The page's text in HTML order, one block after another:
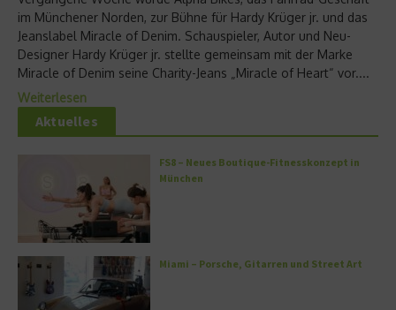
im Münchener Norden, zur Bühne für Hardy Krüger jr. und das
Jeanslabel Miracle of Denim. Schauspieler, Autor und Neu-
Designer Hardy Krüger jr. stellte gemeinsam mit der Marke
Miracle of Denim seine Charity-Jeans „Miracle of Heart“ vor....
Weiterlesen
Aktuelles
FS8 – Neues Boutique-Fitnesskonzept in
München
Miami – Porsche, Gitarren und Street Art